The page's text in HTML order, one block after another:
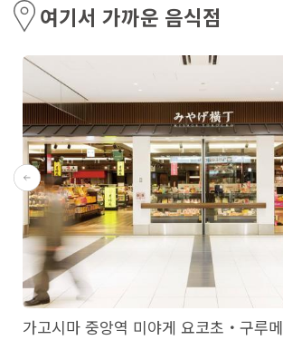
여기서 가까운 음식점
가고시마 중앙역 미야게 요코초・구루